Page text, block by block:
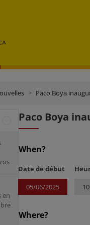
Paco Boya
en
Paco Boya
When?
Date de début
05/06/2025
Where?